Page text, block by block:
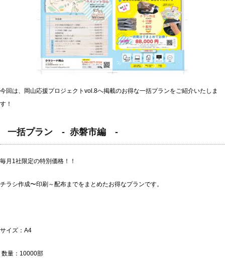
今回は、岡山応援プロジェクトvol.8へ掲載のお得な一括プランをご紹介いたしま
す！
一括プラン - 赤磐市編 -
毎月1社限定の特別価格！！
チラシ作成〜印刷～配布までをまとめたお得なプランです。
サイズ：A4
数量：10000部